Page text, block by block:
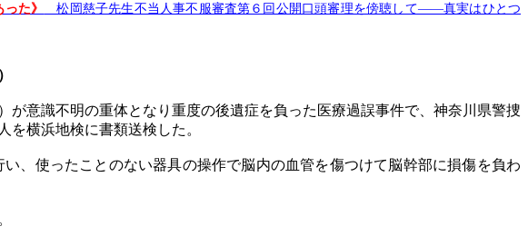
た》
松岡慈子先生不当人事不服審査第６回公開口頭審理を傍聴して――真実はひとつ
意識不明の重体となり重度の後遺症を負った医療過誤事件で、神奈川県警捜
横浜地検に書類送検した。
、使ったことのない器具の操作で脳内の血管を傷つけて脳幹部に損傷を負わ